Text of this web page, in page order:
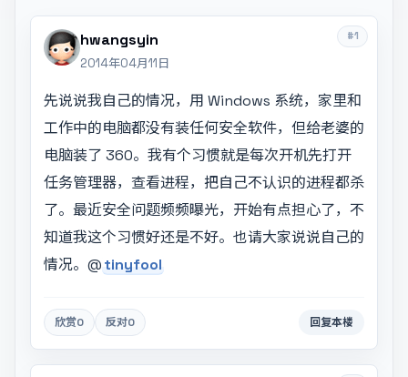
#1
hwangsyin
2014年04月11日
先说说我自己的情况，用 Windows 系统，家里和
工作中的电脑都没有装任何安全软件，但给老婆的
电脑装了 360。我有个习惯就是每次开机先打开
任务管理器，查看进程，把自己不认识的进程都杀
了。最近安全问题频频曝光，开始有点担心了，不
知道我这个习惯好还是不好。也请大家说说自己的
情况。@tinyfool
欣赏0 反对0 回复本楼